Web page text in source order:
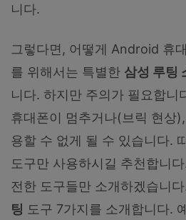
니다.
그렇다면, 어떻게 Android 휴
를 위해서는 특별한 삼성 루팅
니다. 하지만 주의가 필요합니
휴대폰이 멈추거나(브릭 현상
용할 수 없게 될 수 있습니다.
도구만 사용하시길 추천합니
전한 도구들만 소개하겠습니
팅 도구 7가지를 소개합니다.